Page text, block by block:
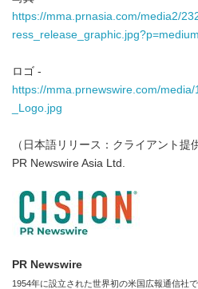
https://mma.prnasia.com/media2/
ロゴ -
https://mma.prnewswire.com/
_Logo.jpg
（日本語リリース：クライアント提
PR Newswire Asia Ltd.
PR Newswire
1954年に設立された世界初の米国広報通信社